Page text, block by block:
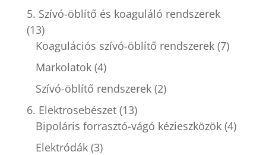
5. Szívó-öblítő és koaguláló rendszerek
(13)
Koagulációs szívó-öblítő rendszerek (7)
Markolatok (4)
Szívó-öblítő rendszerek (2)
6. Elektrosebészet (13)
Bipoláris forrasztó-vágó kézieszközök (4)
Elektródák (3)